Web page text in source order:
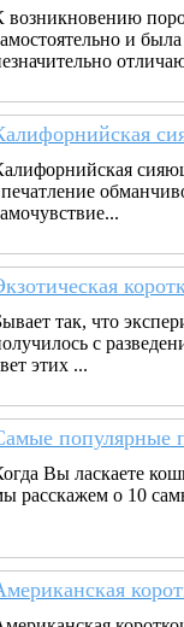
возникновению
и
так, что
с
этих ...
популярные
Вы ласкаете
расскажем о 10